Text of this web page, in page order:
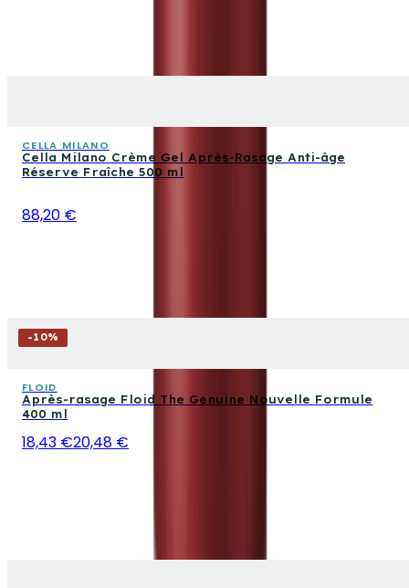
CELLA MILANO
Cella Milano Crème Gel Après-Rasage Anti-âge
Réserve Fraîche 500 ml
88,20 €
-10%
FLOID
Après-rasage Floid The Genuine Nouvelle Formule
400 ml
18,43 €20,48 €